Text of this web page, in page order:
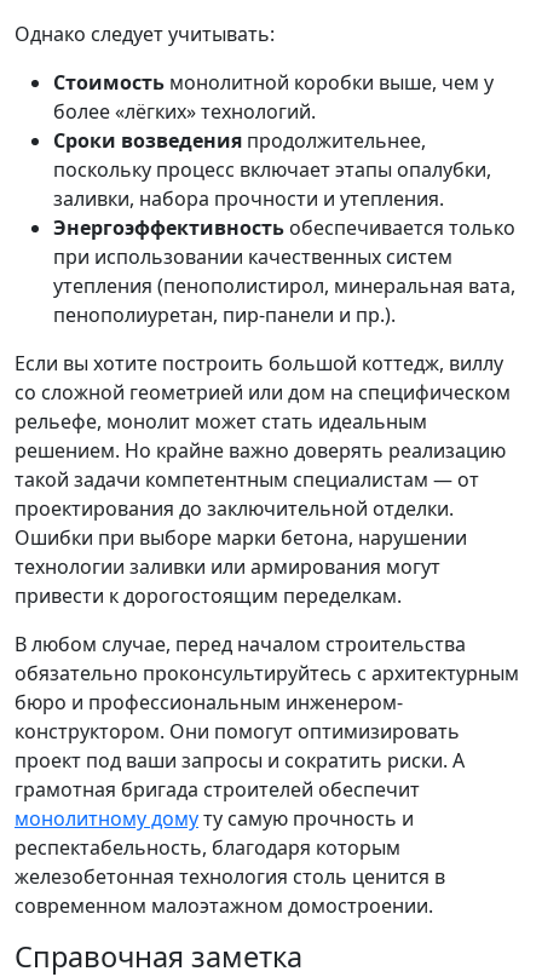
Однако следует учитывать:
Стоимость монолитной коробки выше, чем у
более «лёгких» технологий.
Сроки возведения продолжительнее,
поскольку процесс включает этапы опалубки,
заливки, набора прочности и утепления.
Энергоэффективность обеспечивается только
при использовании качественных систем
утепления (пенополистирол, минеральная вата,
пенополиуретан, пир-панели и пр.).
Если вы хотите построить большой коттедж, виллу
со сложной геометрией или дом на специфическом
рельефе, монолит может стать идеальным
решением. Но крайне важно доверять реализацию
такой задачи компетентным специалистам — от
проектирования до заключительной отделки.
Ошибки при выборе марки бетона, нарушении
технологии заливки или армирования могут
привести к дорогостоящим переделкам.
В любом случае, перед началом строительства
обязательно проконсультируйтесь с архитектурным
бюро и профессиональным инженером-
конструктором. Они помогут оптимизировать
проект под ваши запросы и сократить риски. А
грамотная бригада строителей обеспечит
монолитному домуту самую прочность и
респектабельность, благодаря которым
железобетонная технология столь ценится в
современном малоэтажном домостроении.
Справочная заметка